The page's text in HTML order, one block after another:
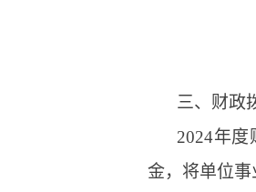
三、财政
2024年
金，将单位事